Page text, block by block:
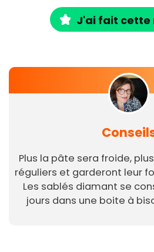
J'ai fait cette
Plus la pâte sera froide,
réguliers et garderont leur
Les sablés diamant se
jours dans une boite à